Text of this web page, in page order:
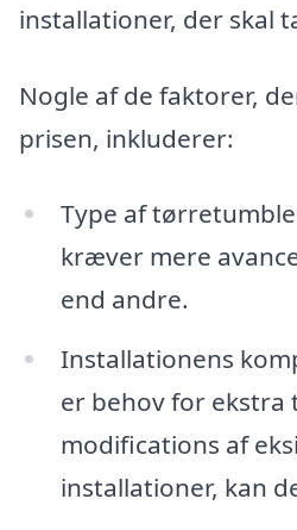
installationer, der skal
Nogle af de faktorer,
prisen, inkluderer:
Type af
kræver mere
end andre.
Installationens
er behov for
modifications af
installationer, kan